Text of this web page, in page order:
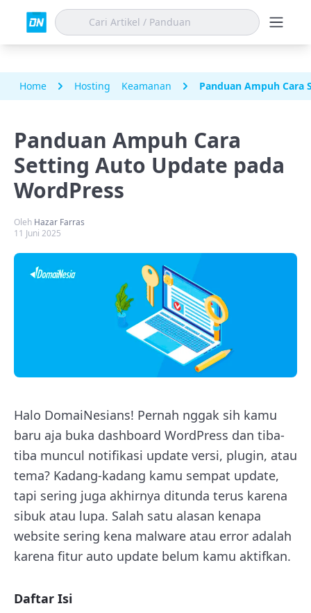
Home Hosting Keamanan Panduan Ampuh Cara
Panduan Ampuh Cara
Setting Auto Update pada
WordPress
Oleh Hazar Farras
11 Juni 2025
Halo DomaiNesians! Pernah nggak sih kamu
baru aja buka dashboard WordPress dan tiba-
tiba muncul notifikasi update versi, plugin, atau
tema? Kadang-kadang kamu sempat update,
tapi sering juga akhirnya ditunda terus karena
sibuk atau lupa. Salah satu alasan kenapa
website sering kena malware atau error adalah
karena fitur auto update belum kamu aktifkan.
Daftar Isi